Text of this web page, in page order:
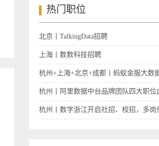
热门职位
北京丨TalkingData招聘
上海丨数数科技招聘
杭州+上海+北京+成都丨蚂蚁金服大数
聘
杭州丨阿里数据中台品牌团队四大职位
待
杭州丨数字浙江开启社招、校招，多岗